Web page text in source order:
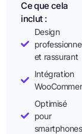
Ce que cela
inclut :
Design
et rassurant
Intégration
Optimisé
pour
smartphones